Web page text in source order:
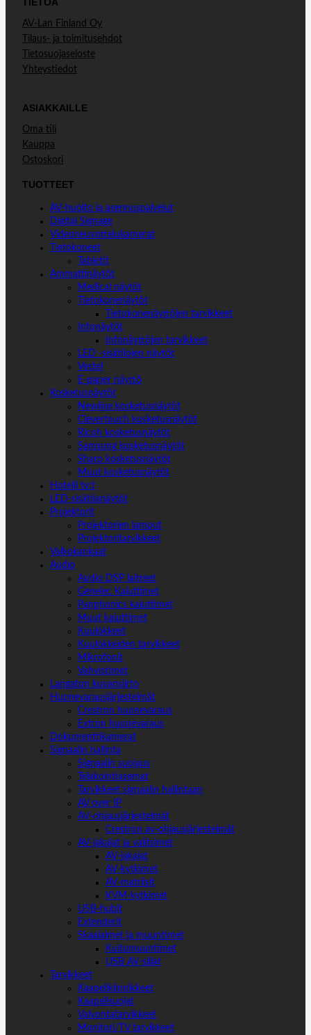
TIETOA
AV-Lan Finland Oy
Tilaus- ja toimitusehdot
Tietosuojaseloste
Yhteystiedot
ASIAKKAILLE
Oma tili
Kauppa
Ostoskori
TUOTTEET
AV-huolto ja asennuspalvelut
Digital Signage
Videoneuvottelukamerat
Tietokoneet
Tabletit
Ammattinäytöt
Medical näytöt
Tietokonenäytöt
Tietokonenäyttöjen tarvikkeet
Infonäytöt
Infonäyttöjen tarvikkeet
LED -sisätilojen näytöt
Vestel
E-paper näyttö
Kosketusnäytöt
Newline kosketusnäytöt
Clevertouch kosketusnäytöt
Ricoh kosketusnäytöt
Samsung kosketusnäytöt
Sharp kosketusnäytöt
Muut kosketusnäytöt
Hotelli tv:t
LED-sisätilanäytöt
Projektorit
Projektorien lamput
Projektoritarvikkeet
Valkokankaat
Audio
Audio DSP laitteet
Genelec Kaiuttimet
Panphonics kaiuttimet
Muut kaiuttimet
Kuulokkeet
Kuulokkeiden tarvikkeet
Mikrofonit
Vahvistimet
Langaton kuvansiirto
Huonevarausjärjestelmät
Crestron huonevaraus
Extron huonevaraus
Dokumenttikamerat
Signaalin hallinta
Signaalin suojaus
Telakointiasemat
Tarvikkeet signaalin hallintaan
AV over IP
AV-ohjausjärjestelmät
Crestron av-ohjausjärjestelmät
AV-jakajat ja valitsimet
AV-jakajat
AV-kytkimet
AV-matriisit
KVM-kytkimet
USB-hubit
Extenderit
Skaalaimet ja muuntimet
Kuitumuuntimet
USB AV-sillat
Tarvikkeet
Kaapelikiinnikkeet
Kaapelisuojat
Valvontatarvikkeet
Monitori/TV tarvikkeet